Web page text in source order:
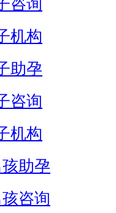
咨询
机构
助孕
咨询
机构
助孕
咨询